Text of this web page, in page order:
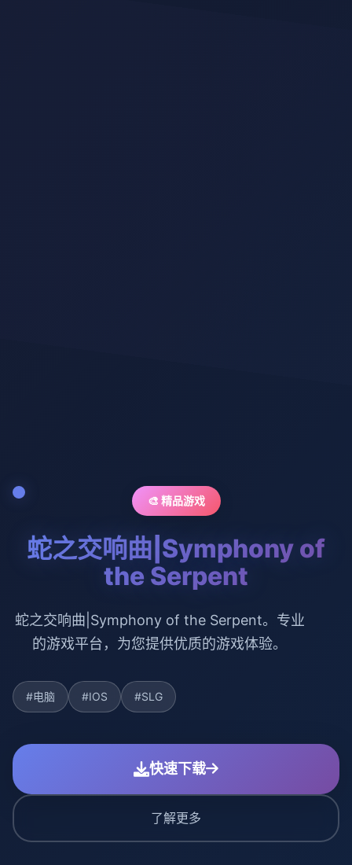
🎨 精品游戏
蛇之交响曲|Symphony of
the Serpent
蛇之交响曲|Symphony of the Serpent。专业
的游戏平台，为您提供优质的游戏体验。
#电脑 #IOS #SLG
快速下载
了解更多